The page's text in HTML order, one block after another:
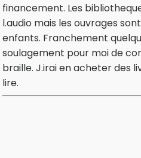
financement. Les
l.audio mais les ouvrages
enfants. Franchement
soulagement pour moi de
braille. J.irai en acheter des
lire.